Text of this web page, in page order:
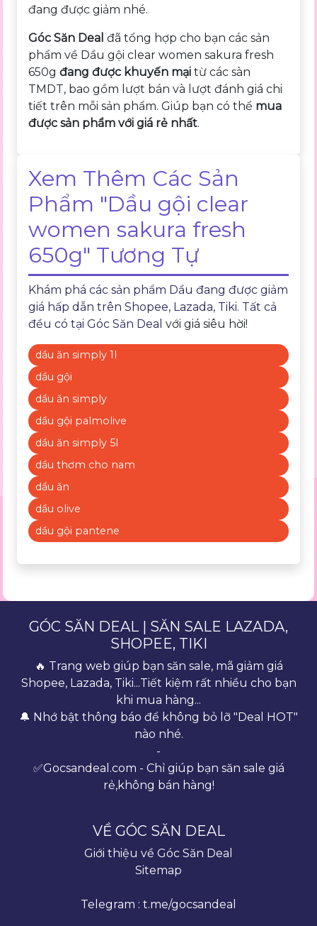
đang được giảm nhé.
Góc Săn Deal đã tổng hợp cho bạn các sản
phẩm về Dầu gội clear women sakura fresh
650gđang được khuyến mại từ các sàn
TMDT, bao gồm lượt bán và lượt đánh giá chi
tiết trên mỗi sản phẩm. Giúp bạn có thể mua
được sản phẩm với giá rẻ nhất.
Xem Thêm Các Sản
Phẩm "Dầu gội clear
women sakura fresh
650g" Tương Tự
Khám phá các sản phẩm Dầu đang được giảm
giá hấp dẫn trên Shopee, Lazada, Tiki. Tất cả
đều có tạiGóc Săn Deal với giá siêu hời!
dầu ăn simply 1l
dầu gội
dầu ăn simply
dầu gội palmolive
dầu ăn simply 5l
dầu thơm cho nam
dầu ăn
dầu olive
dầu gội pantene
GÓC SĂN DEAL | SĂN SALE LAZADA,
SHOPEE, TIKI
🔥 Trang web giúp bạn săn sale, mã giảm giá
Shopee, Lazada, Tiki...Tiết kiệm rất nhiều cho bạn
khi mua hàng...
🔔 Nhớ bật thông báo để không bỏ lỡ "Deal HOT"
nào nhé.
-
✅Gocsandeal.com - Chỉ giúp bạn săn sale giá
rẻ,không bán hàng!
VỀ GÓC SĂN DEAL
Giới thiệu về Góc Săn Deal
Sitemap
Telegram : t.me/gocsandeal